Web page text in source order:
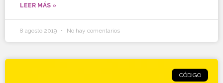
LEER MÁS »
8 agosto 2019 No hay comentarios
CÓDIGO